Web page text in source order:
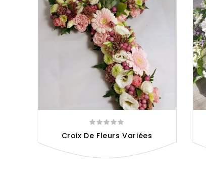
Croix De Fleurs Variées